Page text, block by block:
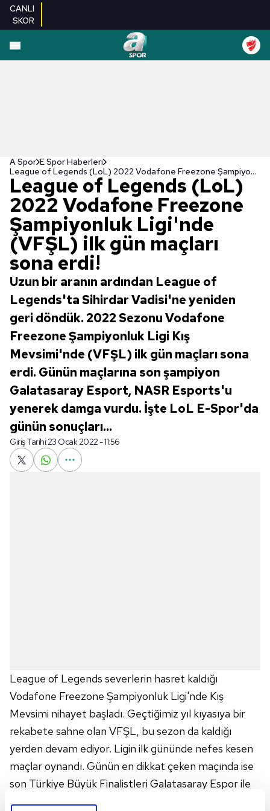
CANLI
SKOR
A Spor E Spor Haberleri
League of Legends (LoL) 2022 Vodafone Freezone Şampiyonluk Ligi'nde (VFŞL) ilk gün maçları sona erdi!
League of Legends (LoL)
2022 Vodafone Freezone
Şampiyonluk Ligi'nde
(VFŞL) ilk gün maçları
sona erdi!
Uzun bir aranın ardından League of
Legends'ta Sihirdar Vadisi'ne yeniden
geri döndük. 2022 Sezonu Vodafone
Freezone Şampiyonluk Ligi Kış
Mevsimi'nde (VFŞL) ilk gün maçları sona
erdi. Günün maçlarına son şampiyon
Galatasaray Esport, NASR Esports'u
yenerek damga vurdu. İşte LoL E-Spor'da
günün sonuçları...
Giriş Tarihi:23 Ocak 2022 - 11:56
League of Legends severlerin hasret kaldığı
Vodafone Freezone Şampiyonluk Ligi'nde Kış
Mevsimi nihayet başladı. Geçtiğimiz yıl kıyasıya bir
rekabete sahne olan VFŞL, bu sezon da kaldığı
yerden devam ediyor. Ligin ilk gününde nefes kesen
maçlar oynandı. Günün en dikkat çeken maçında ise
son Türkiye Büyük Finalistleri Galatasaray Espor ile
NASR Esports karşı karşıya geldi.